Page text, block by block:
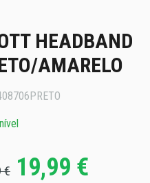
HEADBAND
AMARELO
€ 19,99 €